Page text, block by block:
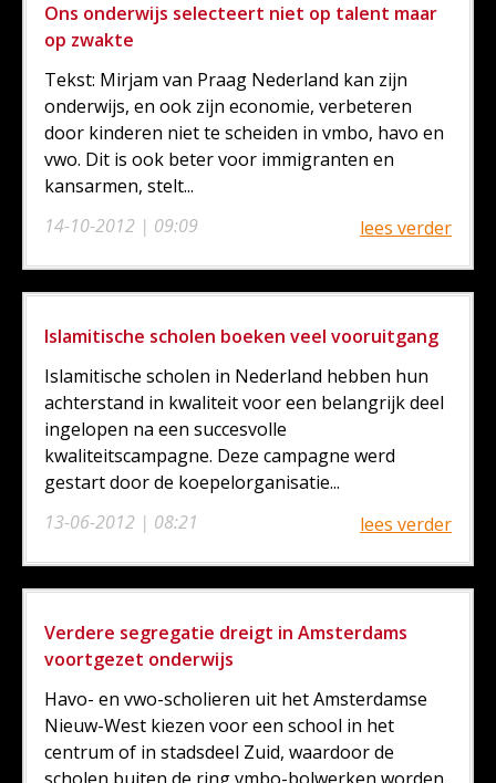
Ons onderwijs selecteert niet op talent maar
op zwakte
14-10-2012 | 09:09
Tekst: Mirjam van Praag Nederland kan zijn
onderwijs, en ook zijn economie, verbeteren
door kinderen niet te scheiden in vmbo, havo en
vwo. Dit is ook beter voor immigranten en
kansarmen, stelt...
lees verder
Islamitische scholen boeken veel vooruitgang
13-06-2012 | 08:21
Islamitische scholen in Nederland hebben hun
achterstand in kwaliteit voor een belangrijk deel
ingelopen na een succesvolle
kwaliteitscampagne. Deze campagne werd
gestart door de koepelorganisatie...
lees verder
Verdere segregatie dreigt in Amsterdams
voortgezet onderwijs
Havo- en vwo-scholieren uit het Amsterdamse
Nieuw-West kiezen voor een school in het
centrum of in stadsdeel Zuid, waardoor de